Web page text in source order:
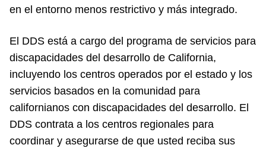
en el entorno menos restrictivo y más integrado.
El DDS está a cargo del programa de servicios para
discapacidades del desarrollo de California,
incluyendo los centros operados por el estado y los
servicios basados en la comunidad para
californianos con discapacidades del desarrollo. El
DDS contrata a los centros regionales para
coordinar y asegurarse de que usted reciba sus